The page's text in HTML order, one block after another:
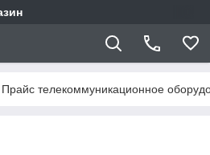
Прайс телекоммуникационное